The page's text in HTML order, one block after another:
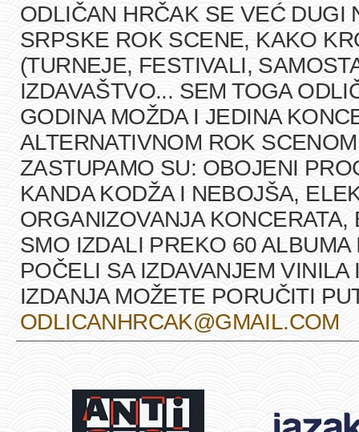
ODLIČAN HRČAK SE VEĆ DUGI
SRPSKE ROK SCENE, KAKO
(TURNEJE, FESTIVALI,
IZDAVAŠTVO... SEM TOGA
GODINA MOŽDA I JEDINA
ALTERNATIVNOM ROK
ZASTUPAMO SU: OBOJENI
KANDA KODŽA I NEBOJŠA,
ORGANIZOVANJA
SMO IZDALI PREKO 60
POČELI SA IZDAVANJEM
IZDANJA MOŽETE PORUČITI
ODLICANHRCAK@GMAIL.COM